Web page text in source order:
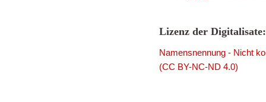
Lizenz der Digitalisate:
Namensnennung - Nicht
(CC BY-NC-ND 4.0)